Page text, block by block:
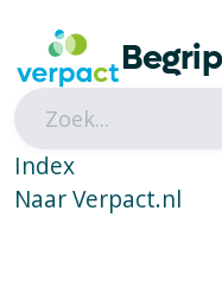
Index
Naar Verpact.nl